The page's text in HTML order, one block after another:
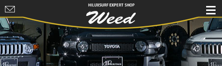
HILUXSURF
EXPERT
SHOP Weed